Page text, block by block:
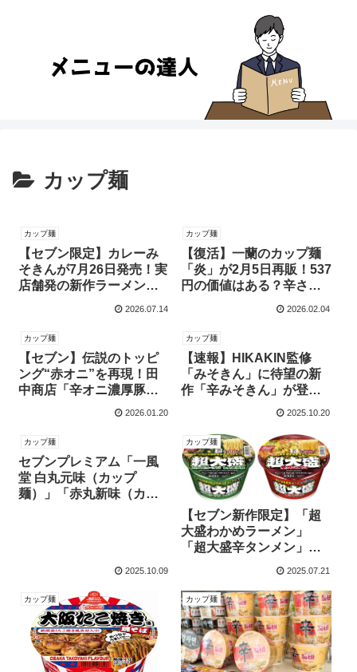
カップ麺
カップ麺
【セブン限定】カレーみ
そきんが7月26日発売！実
店舗発の新作ラーメン情
2026.07.14
カップ麺
【復活】一蘭のカップ麺
「炎」が2月5日再販！537
円の価値はある？辛さと
旨みの秘密を徹底解説！
2026.02.04
カップ麺
【セブン】伝説のトッピ
ング“赤オニ”を再現！田
中商店「辛オニ濃厚豚
骨」が本日発売！
2026.01.20
カップ麺
【速報】HIKAKIN監修
「みそきん」に待望の新
作「辛みそきん」が登
場！発売日・販売店舗
2025.10.20
カップ麺
セブンプレミアム「一風
堂 白丸元味（カップ
麺）」「赤丸新味（カッ
2025.10.09
カップ麺
【セブン新作限定】「超
大盛わかめラーメン」
「超大盛辛タンメン」が
2025.07.21
カップ麺 カップ麺